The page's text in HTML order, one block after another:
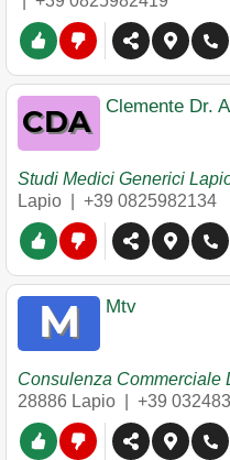
Clemente Dr.
Studi Medici Generici
Lapio
+39 0825982134
Mtv
Consulenza Commerciale
28886 Lapio +39